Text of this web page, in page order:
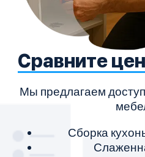
Сравните
Мы предлагаем
Сборка